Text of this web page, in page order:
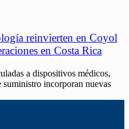
reinvierten en Coyol
en Costa Rica
a dispositivos médicos,
suministro incorporan nuevas